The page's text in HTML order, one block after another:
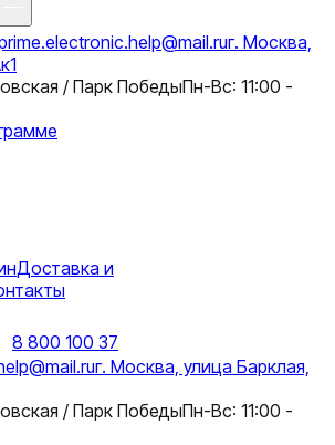
г. Москва,
/ Парк ПобедыПн-Вс: 11:00 -
Доставка и
8 800 100 37
г. Москва, улица Барклая,
/ Парк ПобедыПн-Вс: 11:00 -